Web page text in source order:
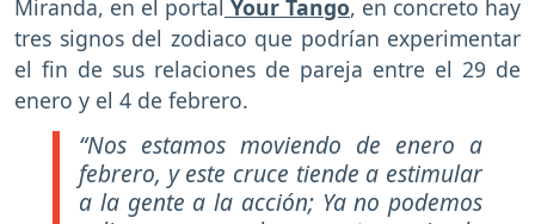
Miranda, en el portal Your Tango, en concreto hay
tres signos del zodiaco que podrían experimentar
el fin de sus relaciones de pareja entre el 29 de
enero y el 4 de febrero.
“Nos estamos moviendo de enero a
febrero, y este cruce tiende a estimular
a la gente a la acción; Ya no podemos